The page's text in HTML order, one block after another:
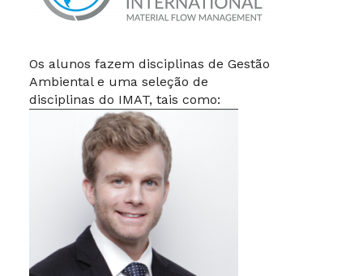
Os alunos fazem disciplinas de Gestão
Ambiental e uma seleção de
disciplinas do IMAT, tais como: